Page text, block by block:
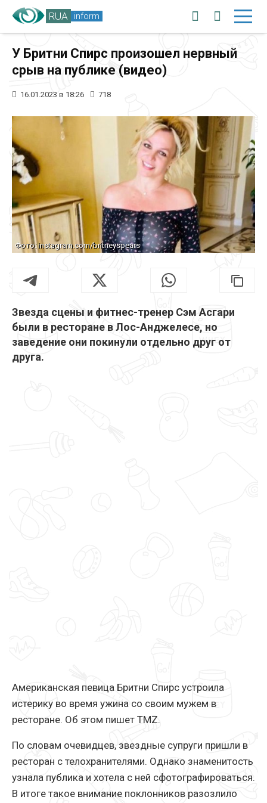
RUA inform
У Бритни Спирс произошел нервный
срыв на публике (видео)
16.01.2023 в 18:26 718
Фото: instagram.com/britneyspears
Звезда сцены и фитнес-тренер Сэм Асгари
были в ресторане в Лос-Анджелесе, но
заведение они покинули отдельно друг от
друга.
Американская певица Бритни Спирс устроила
истерику во время ужина со своим мужем в
ресторане. Об этом пишет TMZ.
По словам очевидцев, звездные супруги пришли в
ресторан с телохранителями. Однако знаменитость
узнала публика и хотела с ней сфотографироваться.
В итоге такое внимание поклонников разозлило